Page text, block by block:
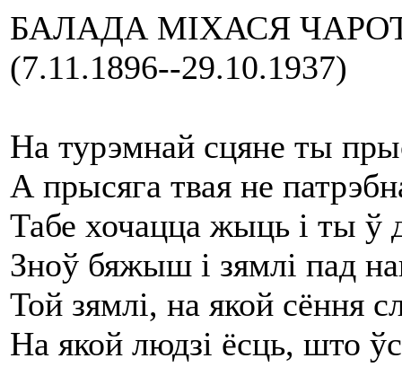
БАЛАДА МІХАСЯ
(7.11.1896--29.10.1937)
На турэмнай сцяне ты
А прысяга твая не
Табе хочацца жыць і ты ў
Зноў бяжыш і зямлі пад
Той зямлі, на якой сёння
На якой людзі ёсць, што